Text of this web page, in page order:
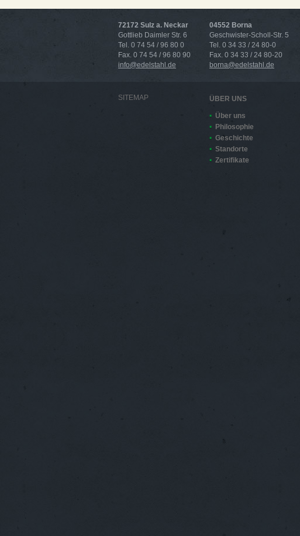
72172 Sulz a. Neckar
Gottlieb Daimler Str. 6
Tel. 0 74 54 / 96 80 0
Fax. 0 74 54 / 96 80 90
info@edelstahl.de
04552 Borna
Geschwister-Scholl-Str. 5
Tel. 0 34 33 / 24 80-0
Fax. 0 34 33 / 24 80-20
borna@edelstahl.de
SITEMAP ÜBER UNS
Über uns
Philosophie
Geschichte
Standorte
Zertifikate